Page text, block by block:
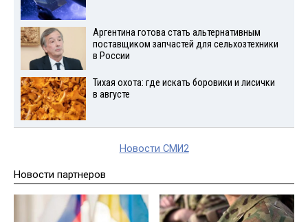
Аргентина готова стать альтернативным
поставщиком запчастей для сельхозтехники
в России
Тихая охота: где искать боровики и лисички
в августе
Новости СМИ2
Новости партнеров